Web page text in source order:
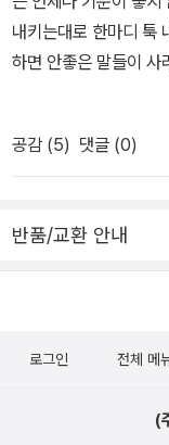
내키는대로 한마디 툭
하면 안좋은 말들이 사
것도 좋은 말,에 속한
집. '계피'라는 예명을
으로는 다 들려주지 못
기장 같은 책이다. ]
고... 왠지 두 사람의
은 뭘 먹을까, 생각을
과일을 갖고 왔어야
아. 점심을 혼자 먹는
공감 (5) 댓글 (0)
반품/교환 안내
로그인 전체 메
(